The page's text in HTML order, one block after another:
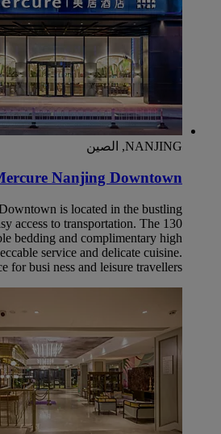
NANJING, الصين
Nanjing Downtown
is located in the bustling
access to transportation. The 130
bedding and complimentary high
service and delicate cuisine.
for busi ness and leisure travellers.